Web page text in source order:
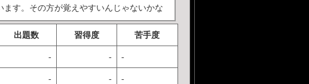
す。その方が覚えやすいんじゃないかな
出題数 習得度 苦手度
- - -
- - -